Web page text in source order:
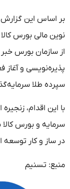
بر اساس این گزارش،
نوین مالی بورس
از سازمان بورس
پذیره‌نویسی و آغاز
سپرده طلا
با این اقدام، زنجیره
سرمایه و بورس
در ساز و کار توسعه
منبع: تسنیم